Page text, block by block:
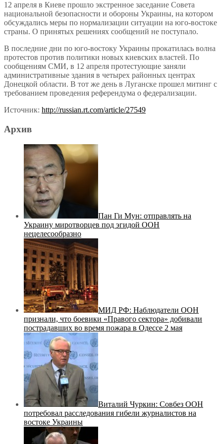
12 апреля в Киеве прошло экстренное заседание Совета
национальной безопасности и обороны Украины, на котором
обсуждались меры по нормализации ситуации на юго-востоке
страны. О принятых решениях сообщений не поступало.
В последние дни по юго-востоку Украины прокатилась волна
протестов против политики новых киевских властей. По
сообщениям СМИ, в 12 апреля протестующие заняли
административные здания в четырех районных центрах
Донецкой области. В тот же день в Луганске прошел митинг с
требованием проведения референдума о федерализации.
Источник: http://russian.rt.com/article/27549
Архив
Пан Ги Мун: отправлять на
Украину миротворцев под эгидой ООН
нецелесообразно
МИД РФ: Наблюдатели ООН
признали, что боевики «Правого сектора» добивали
пострадавших во время пожара в Одессе 2 мая
Виталий Чуркин: Совбез ООН
потребовал расследования гибели журналистов на
востоке Украины